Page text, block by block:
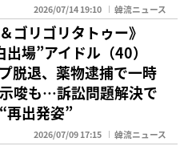
2026/07/14 19:10 韓流ニュース
ゴリゴリタトゥー》
出場”アイドル（40）
脱退、薬物逮捕で一時
唆も…訴訟問題解決で
再出発姿”
2026/07/09 17:15 韓流ニュース